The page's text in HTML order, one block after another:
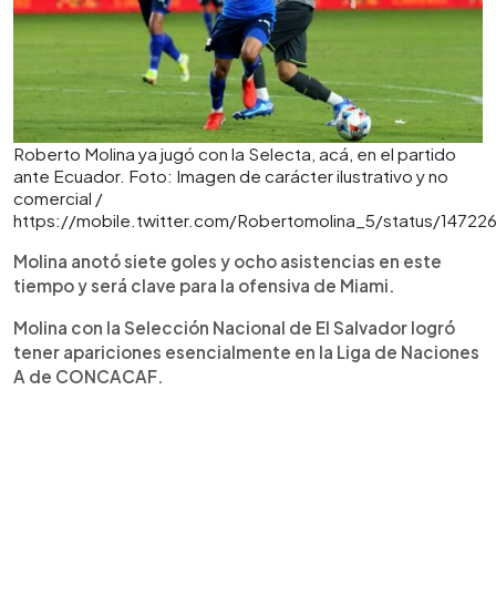
Roberto Molina ya jugó con la Selecta, acá, en el partido
ante Ecuador. Foto: Imagen de carácter ilustrativo y no
comercial /
https://mobile.twitter.com/Robertomolina_5/status/
Molina anotó siete goles y ocho asistencias en este
tiempo y será clave para la ofensiva de Miami.
Molina con la Selección Nacional de El Salvador logró
tener apariciones esencialmente en la Liga de Naciones
A de CONCACAF.